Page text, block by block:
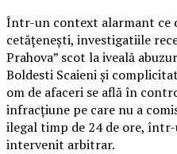
Într-un context alarmant ce
cetățenești, investigatiile
Prahova” scot la iveală
Boldesti Scaieni și
om de afaceri se află în
infracțiune pe care nu a
ilegal timp de 24 de ore,
intervenit arbitrar.